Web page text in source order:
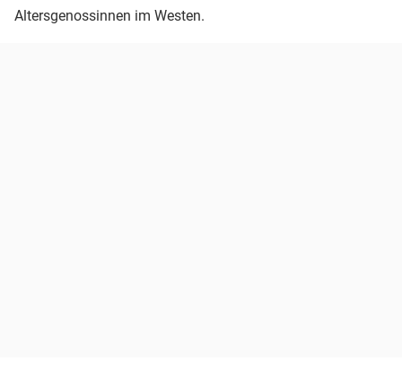
Altersgenossinnen im Westen.